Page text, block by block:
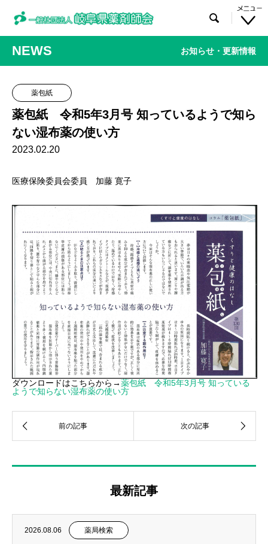

NEWS お知らせ・更新情報
薬包紙
薬包紙 令和5年3月号 知っているようで知ら
ない湿布薬の使い方
2023.02.20
医療保険委員会委員 加藤 寛子
ダウンロードはこちらから→薬包紙 令和5年3月号 知っている
ようで知らない湿布薬の使い方
最新記事
2026.08.06 薬局検索